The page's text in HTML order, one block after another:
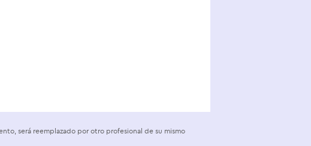
será reemplazado por otro profesional de su mismo